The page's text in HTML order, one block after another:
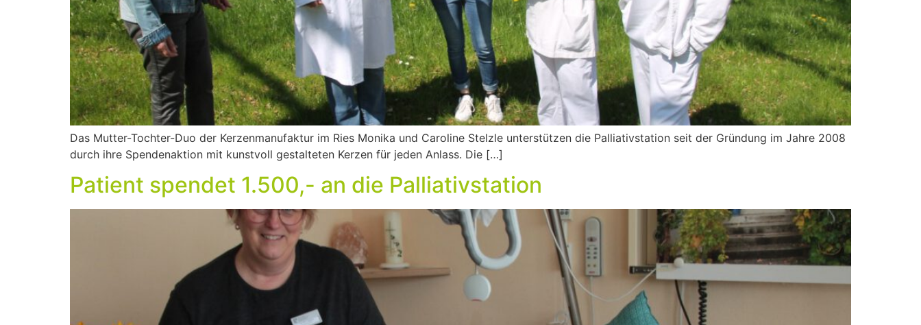
Das Mutter-Tochter-Duo der Kerzenmanufaktur im Ries Monika und Caroline Stelzle unterstützen die Palliativstation seit der Gründung im Jahre 2008
durch ihre Spendenaktion mit kunstvoll gestalteten Kerzen für jeden Anlass. Die […]
Patient spendet 1.500,- an die Palliativstation